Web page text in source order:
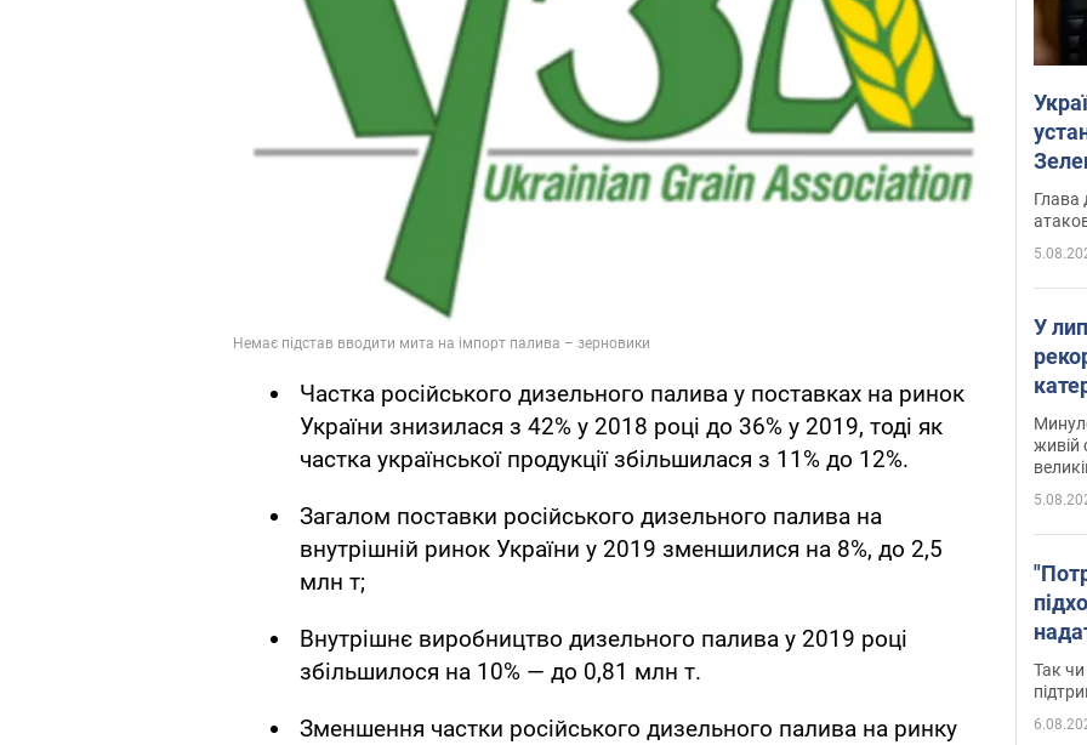
Частка російського дизельного палива у поставках на ринок
України знизилася з 42% у 2018 році до 36% у 2019, тоді як
частка української продукції збільшилася з 11% до 12%.
Загалом поставки російського дизельного палива на
внутрішній ринок України у 2019 зменшилися на 8%, до 2,5
млн т;
Внутрішнє виробництво дизельного палива у 2019 році
збільшилося на 10% — до 0,81 млн т.
Зменшення частки російського дизельного палива на ринку
Глава
У
живій
Так чи